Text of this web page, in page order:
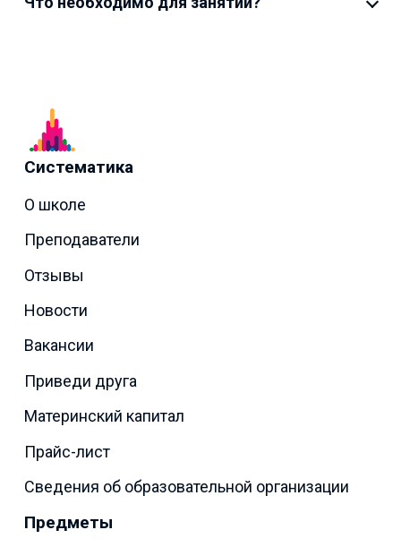
Систематика
О школе
Преподаватели
Отзывы
Новости
Вакансии
Приведи друга
Материнский капитал
Прайс-лист
Сведения об образовательной организации
Предметы